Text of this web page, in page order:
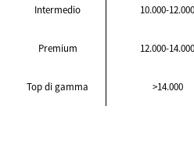
Intermedio 10.000-12.000
Premium 12.000-14.000
Top di gamma >14.000